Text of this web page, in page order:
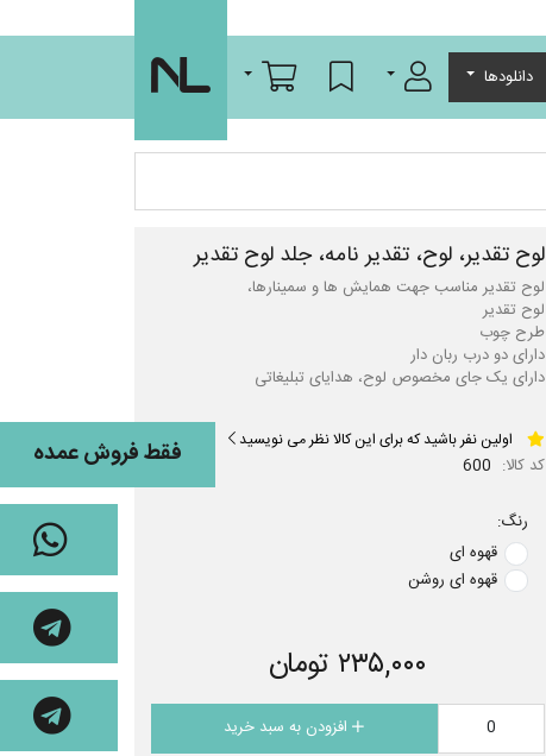
دانلودها ورود/عضویتلیست مورد علاقه
سبد خرید
لوح تقدیر، لوح، تقدیر نامه، جلد لوح تقدیر
دارای یک جای مخصوص لوح، هدایای تبلیغاتی
اولین نفر باشید که برای این کالا نظر می نویسید
کد کالا: 600
رنگ:
قهوه ای
قهوه ای روشن
۲۳۵,۰۰۰ تومان
افزودن به سبد خرید
فقط فروش عمده